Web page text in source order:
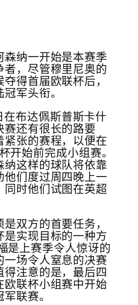
纳一开始是本赛季
，尽管穆里尼奥的
得首届欧联杯后，
军头衔。
在布达佩斯普斯卡什
还有很长的路要
张的赛程，以便在
开始前完成小组赛。
这样的球队将依靠
们度过周四晚上一
时他们试图在英超
双方的首要任务，
实现目标的一种方
是上赛季令人惊讶的
场令人窒息的决赛
注意的是，最后四
联杯小组赛中开始
联赛。